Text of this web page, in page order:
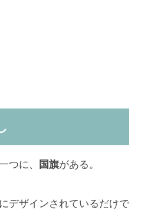
つに、 国旗がある。
デザインされているだけで